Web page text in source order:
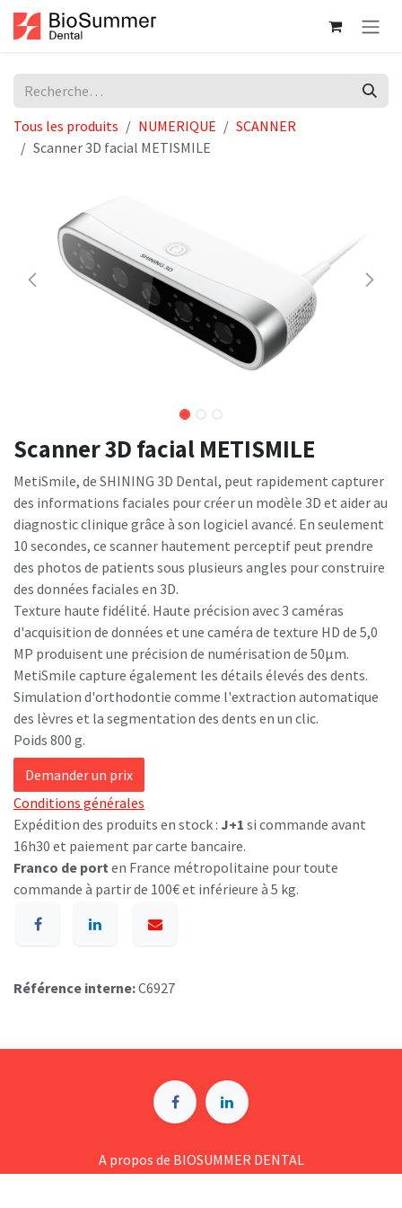
Se rendre au contenu
Tous les produits NUMERIQUE
SCANNER
Scanner 3D facial METISMILE
Scanner 3D facial METISMILE
MetiSmile, de SHINING 3D Dental, peut rapidement capturer
des informations faciales pour créer un modèle 3D et aider au
diagnostic clinique grâce à son logiciel avancé. En seulement
10 secondes, ce scanner hautement perceptif peut prendre
des photos de patients sous plusieurs angles pour construire
des données faciales en 3D.
Texture haute fidélité. Haute précision avec 3 caméras
d'acquisition de données et une caméra de texture HD de 5,0
MP produisent une précision de numérisation de 50μm.
MetiSmile capture également les détails élevés des dents.
Simulation d'orthodontie comme l'extraction automatique
des lèvres et la segmentation des dents en un clic.
Poids 800 g.
Demander un prix
Conditions générales
Expédition des produits en stock : J+1 si commande avant
16h30 et paiement par carte bancaire.
Franco de port en France métropolitaine pour toute
commande à partir de 100€ et inférieure à 5 kg.
Référence interne:C6927
A p​ropos de BIOSUMMER DENTAL